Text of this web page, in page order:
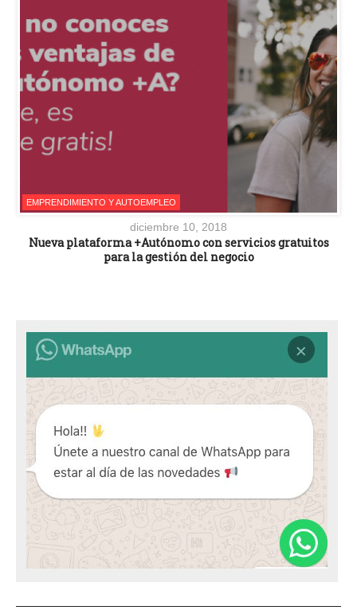
EMPRENDIMIENTO Y AUTOEMPLEO
diciembre 10, 2018
Nueva plataforma +Autónomo con servicios gratuitos
para la gestión del negocio